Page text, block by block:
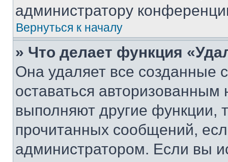
администратору
Вернуться к началу
» Что делает функция
Она удаляет все созданные
оставаться
выполняют другие функции,
прочитанных сообщений,
администратором. Если вы